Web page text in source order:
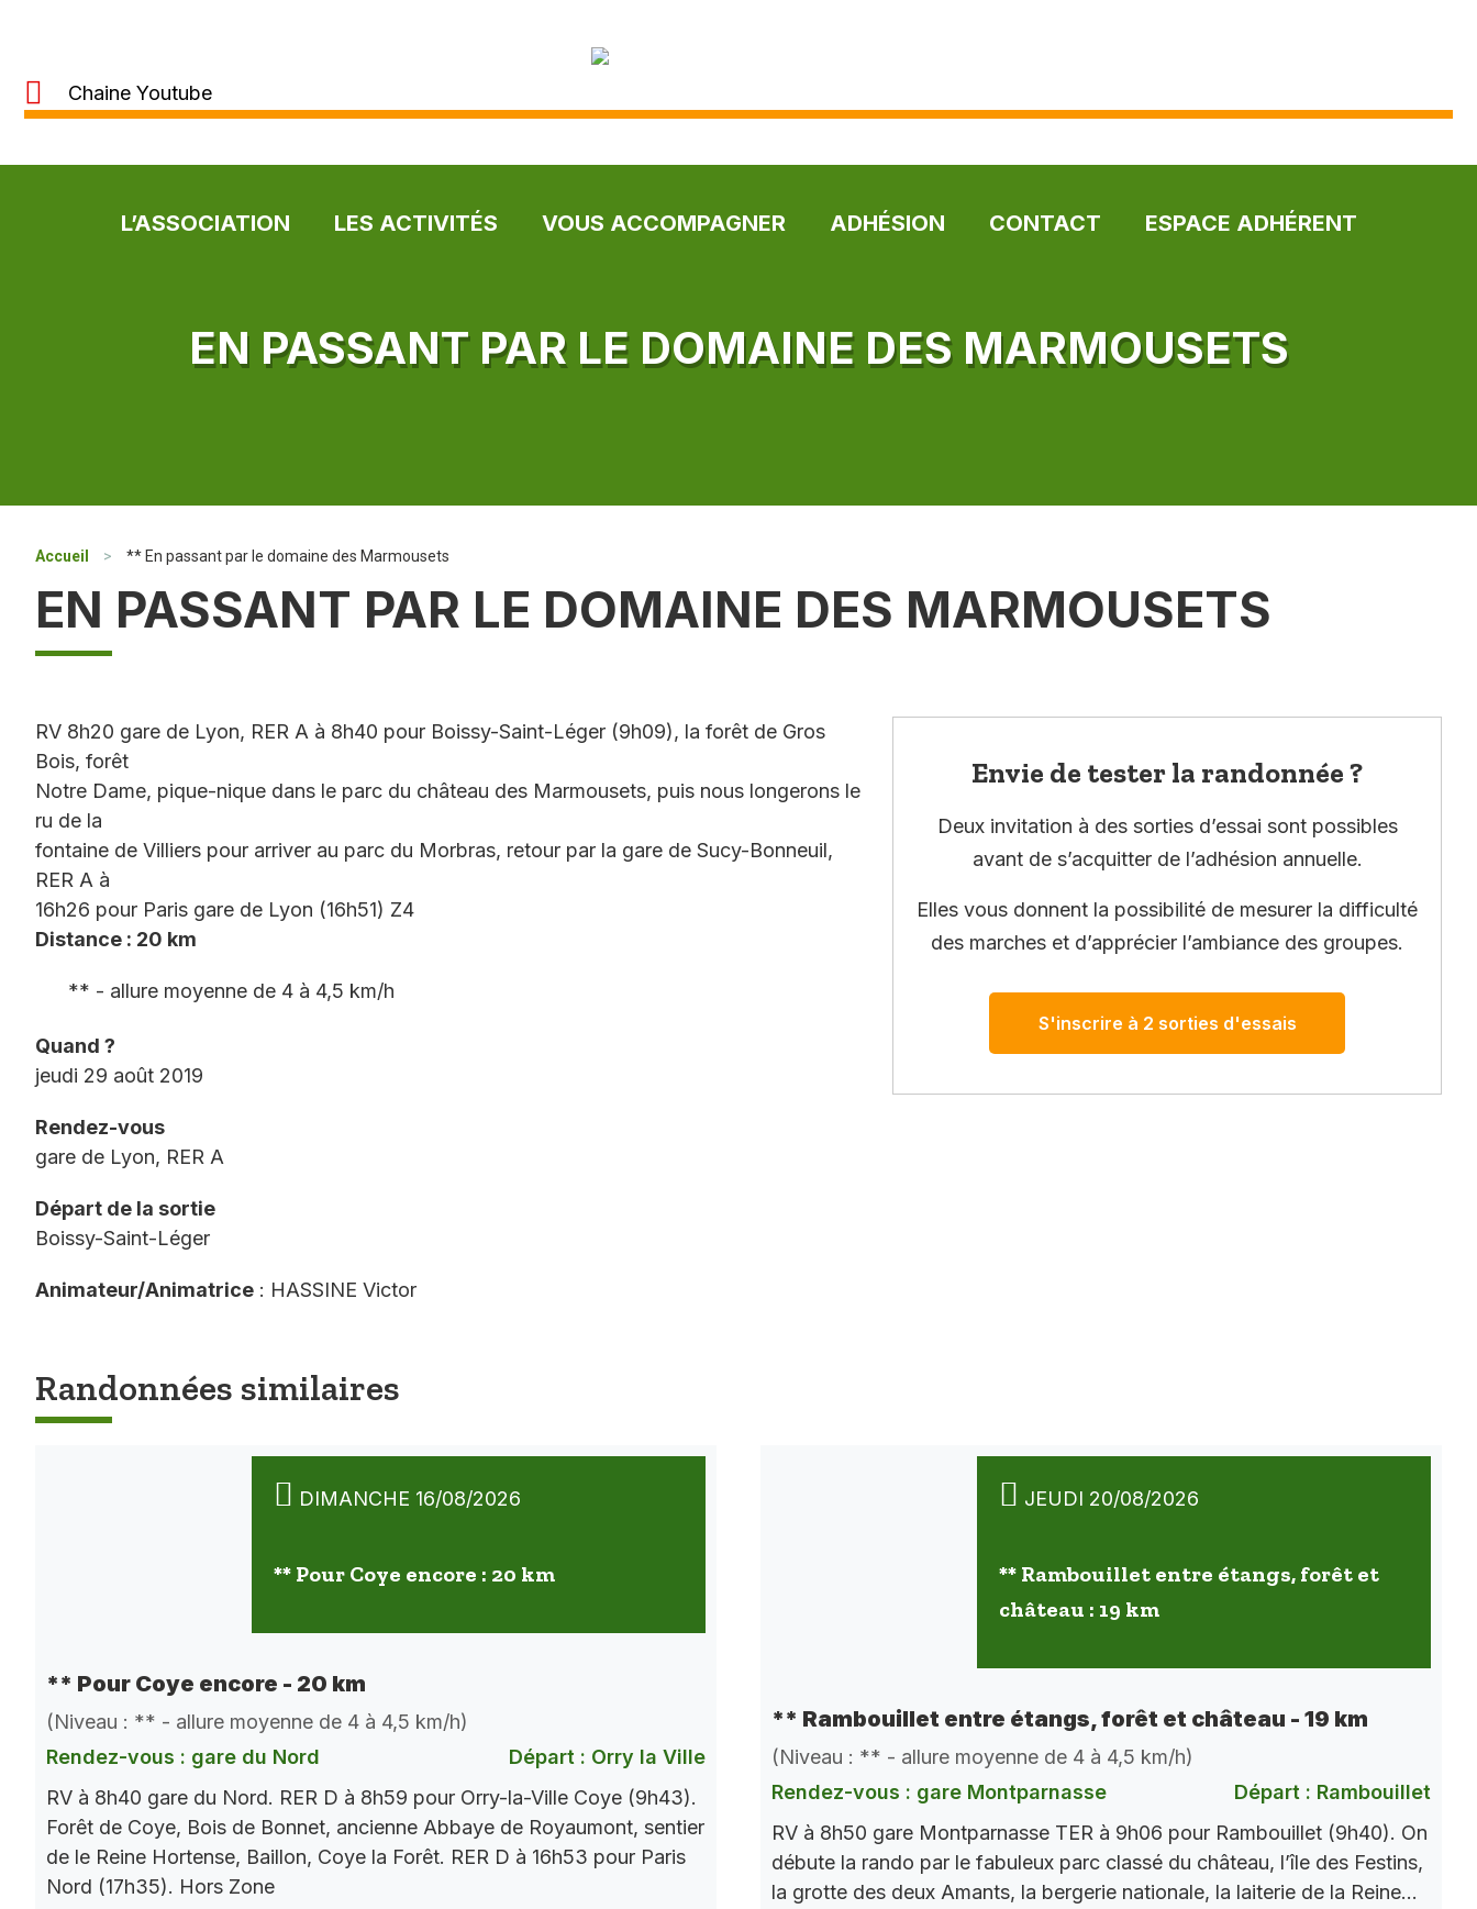
Chaine Youtube
L’ASSOCIATION LES ACTIVITÉS VOUS ACCOMPAGNER ADHÉSION CONTACT ESPACE ADHÉRENT
EN PASSANT PAR LE DOMAINE DES MARMOUSETS
Accueil > ** En passant par le domaine des Marmousets
EN PASSANT PAR LE DOMAINE DES MARMOUSETS
RV 8h20 gare de Lyon, RER A à 8h40 pour Boissy-Saint-Léger (9h09), la forêt de Gros
Bois, forêt
Notre Dame, pique-nique dans le parc du château des Marmousets, puis nous longerons le
ru de la
fontaine de Villiers pour arriver au parc du Morbras, retour par la gare de Sucy-Bonneuil,
RER A à
16h26 pour Paris gare de Lyon (16h51) Z4
Distance : 20 km
** - allure moyenne de 4 à 4,5 km/h
Quand ?
jeudi 29 août 2019
Rendez-vous
gare de Lyon, RER A
Départ de la sortie
Boissy-Saint-Léger
Animateur/Animatrice : HASSINE Victor
Envie de tester la randonnée ?
Deux invitation à des sorties d’essai sont possibles
avant de s’acquitter de l’adhésion annuelle.
Elles vous donnent la possibilité de mesurer la difficulté
des marches et d’apprécier l’ambiance des groupes.
S'inscrire à 2 sorties d'essais
Randonnées similaires
DIMANCHE 16/08/2026
** Pour Coye encore : 20 km
** Pour Coye encore - 20 km
(Niveau : ** - allure moyenne de 4 à 4,5 km/h)
Rendez-vous : gare du Nord
Départ : Orry la Ville
RV à 8h40 gare du Nord. RER D à 8h59 pour Orry-la-Ville Coye (9h43).
Forêt de Coye, Bois de Bonnet, ancienne Abbaye de Royaumont, sentier
de le Reine Hortense, Baillon, Coye la Forêt. RER D à 16h53 pour Paris
Nord (17h35). Hors Zone
JEUDI 20/08/2026
** Rambouillet entre étangs, forêt et
château : 19 km
** Rambouillet entre étangs, forêt et château - 19 km
(Niveau : ** - allure moyenne de 4 à 4,5 km/h)
Rendez-vous : gare Montparnasse
Départ : Rambouillet
RV à 8h50 gare Montparnasse TER à 9h06 pour Rambouillet (9h40). On
débute la rando par le fabuleux parc classé du château, l’île des Festins,
la grotte des deux Amants, la bergerie nationale, la laiterie de la Reine…